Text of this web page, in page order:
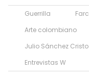
Guerrilla Farc
Arte colombiano
Julio Sánchez Cristo
Entrevistas W